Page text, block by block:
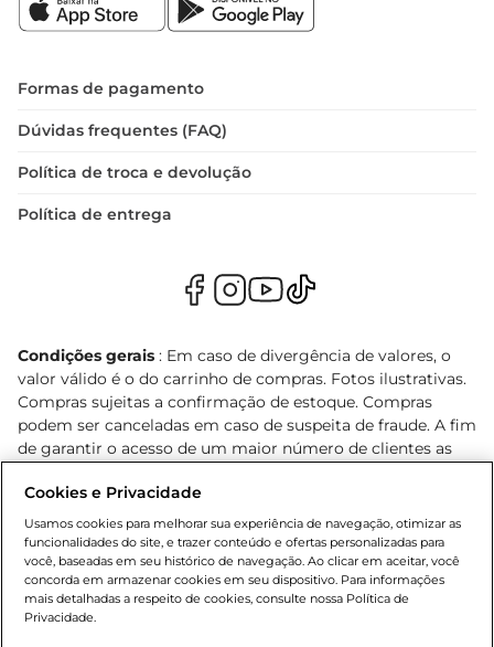
Formas de pagamento
Dúvidas frequentes (FAQ)
Política de troca e devolução
Política de entrega
Condições gerais : Em caso de divergência de valores, o
valor válido é o do carrinho de compras. Fotos ilustrativas.
Compras sujeitas a confirmação de estoque. Compras
podem ser canceladas em caso de suspeita de fraude. A fim
de garantir o acesso de um maior número de clientes as
promocionais poderá ter sua quantidade limitada por
cliente. Os preços, ofertas e condições são exclusivos para
o e-commerce e válidos durante o dia de hoje, podendo
sofrer alterações sem prévia notificação. Proibida a venda
de bebidas alcoólicas para menores de 18 anos, conforme
Lei n.º 8069/90, art. 81, inciso II (Estatuto da Criança e do
Cookies e Privacidade
Usamos cookies para melhorar sua experiência de navegação, otimizar as
funcionalidades do site, e trazer conteúdo e ofertas personalizadas para
você, baseadas em seu histórico de navegação. Ao clicar em aceitar, você
concorda em armazenar cookies em seu dispositivo. Para informações
mais detalhadas a respeito de cookies, consulte nossa Política de
Privacidade.